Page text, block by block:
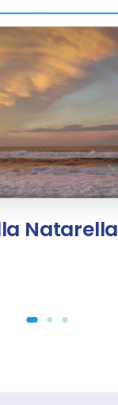
Natarella